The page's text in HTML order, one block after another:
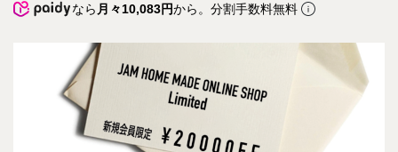
なら 月々10,083円から。分割手数料無料